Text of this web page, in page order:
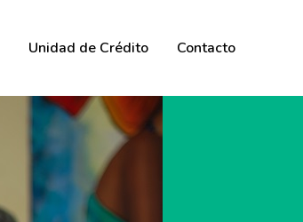
Unidad de Crédito Contacto